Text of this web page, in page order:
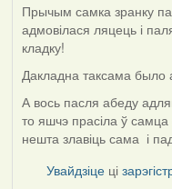
Прычым самка зранку
адмовілася ляцець і
кладку!
Дакладна таксама было
А вось пасля абеду
то яшчэ прасіла ў самца
нешта злавіць сама і
Увайдзіце ці